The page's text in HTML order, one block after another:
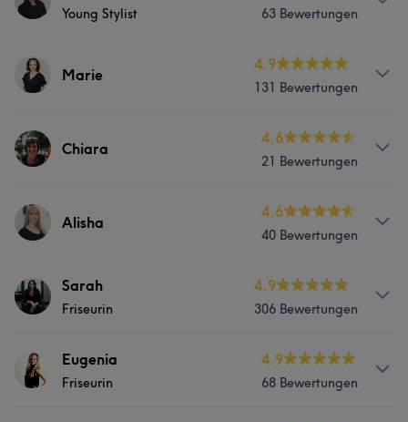
Young Stylist 63 Bewertungen
Services
Was unsere Kunden über Chantal sagen
Marie
4.9
131 Bewertungen
Services
Was unsere Kunden über Marie sagen
Freundlich 12
Chiara
4.6
21 Bewertungen
Services
Alisha
4.6
40 Bewertungen
ServicesSarah
Friseurin
4.9
306 Bewertungen
ServicesEugenia
Friseurin
4.9
68 Bewertungen